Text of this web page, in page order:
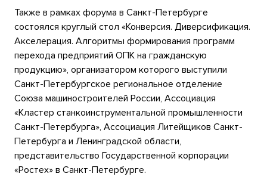
Также в рамках форума в Санкт-Петербурге
состоялся круглый стол «Конверсия. Диверсификация.
Акселерация. Алгоритмы формирования программ
перехода предприятий ОПК на гражданскую
продукцию», организатором которого выступили
Санкт-Петербургское региональное отделение
Союза машиностроителей России, Ассоциация
«Кластер станкоинструментальной промышленности
Санкт-Петербурга», Ассоциация Литейщиков Санкт-
Петербурга и Ленинградской области,
представительство Государственной корпорации
«Ростех» в Санкт-Петербурге.